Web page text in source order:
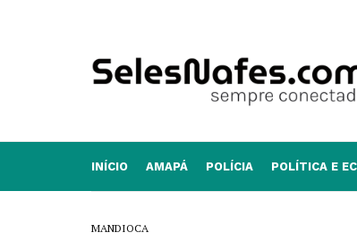
INÍCIO AMAPÁ POLÍCIA POLÍTICA E
MANDIOCA